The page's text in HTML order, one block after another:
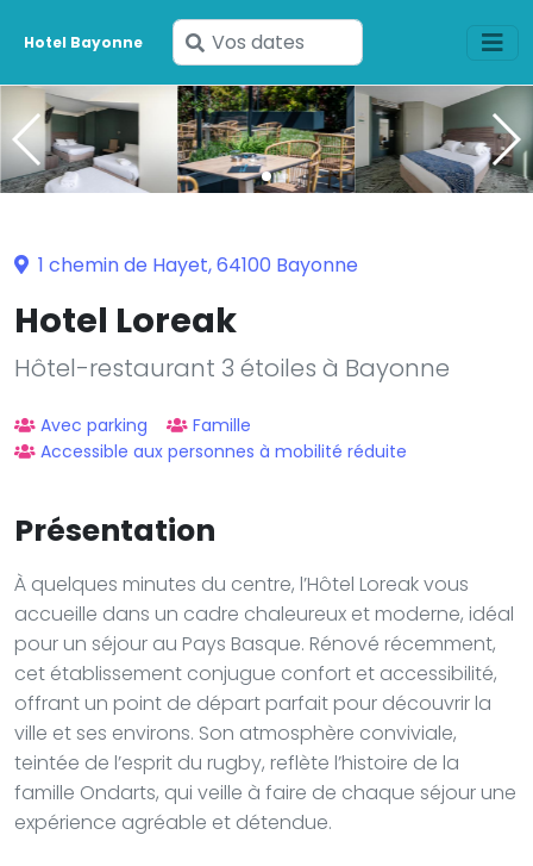
Hotel Bayonne
Saisissez
vos
dates
1 chemin de Hayet, 64100 Bayonne
Hotel Loreak
Hôtel-restaurant 3 étoiles à Bayonne
Avec parking
Famille
Accessible aux personnes à mobilité réduite
Présentation
À quelques minutes du centre, l’Hôtel Loreak vous
accueille dans un cadre chaleureux et moderne, idéal
pour un séjour au Pays Basque. Rénové récemment,
cet établissement conjugue confort et accessibilité,
offrant un point de départ parfait pour découvrir la
ville et ses environs. Son atmosphère conviviale,
teintée de l’esprit du rugby, reflète l’histoire de la
famille Ondarts, qui veille à faire de chaque séjour une
expérience agréable et détendue.